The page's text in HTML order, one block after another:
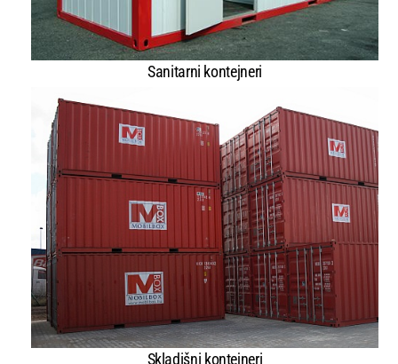
Sanitarni kontejneri
Skladišni kontejneri